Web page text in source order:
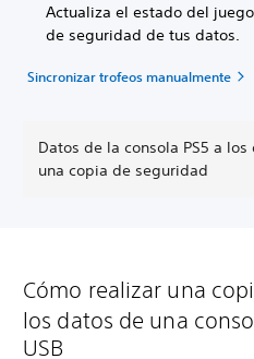
Actualiza el estado del
de seguridad de tus datos.
Sincronizar trofeos manualmente
Datos de la consola PS5 a
una copia de seguridad
Cómo realizar una
los datos de una
USB